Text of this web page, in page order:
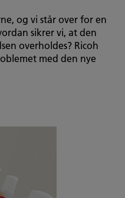
og vi står over for en
sikrer vi, at den
overholdes? Ricoh
med den nye